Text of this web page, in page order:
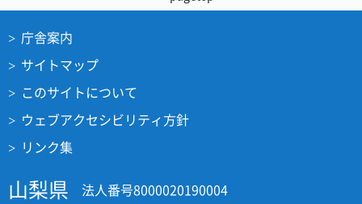
庁舎案内
サイトマップ
このサイトについて
ウェブアクセシビリティ方針
リンク集
山梨県 法人番号8000020190004